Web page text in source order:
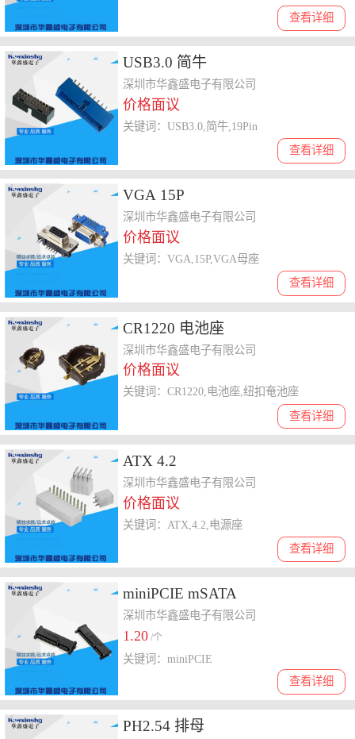
查看详细
USB3.0 简牛
深圳市华鑫盛电子有限公司
价格面议
查看详细
关键词：USB3.0,简牛,19Pin
VGA 15P
深圳市华鑫盛电子有限公司
价格面议
查看详细
关键词：VGA,15P,VGA母座
CR1220 电池座
深圳市华鑫盛电子有限公司
价格面议
查看详细
关键词：CR1220,电池座,纽扣奄池座
ATX 4.2
深圳市华鑫盛电子有限公司
价格面议
查看详细
关键词：ATX,4.2,电源座
miniPCIE mSATA
深圳市华鑫盛电子有限公司
1.20 /个
查看详细
关键词：miniPCIE
PH2.54 排母